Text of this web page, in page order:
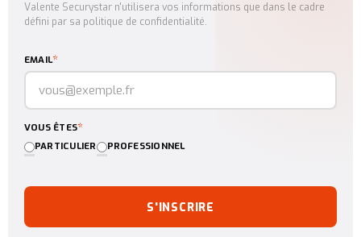
Valente Securystar n'utilisera vos informations que dans le cadre
défini par sa politique de confidentialité.
EMAIL*
VOUS ÊTES*
PARTICULIER PROFESSIONNEL
S'INSCRIRE